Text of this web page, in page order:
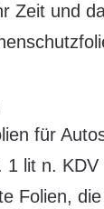
Zeit und
für
1 lit n. KDV
Folien,